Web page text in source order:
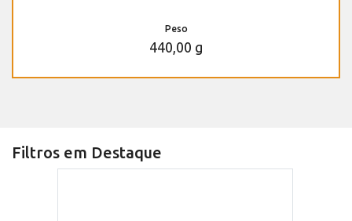
Peso
440,00 g
Filtros em Destaque